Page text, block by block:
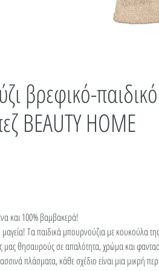
βρεφικό-
BEAUTY HOME
και 100% βαμβακερά!
Τα παιδικά μπουρνούζια με κουκούλα
μας θησαυρούς σε απαλότητα, χρώμα και
πλάσματα, κάθε σχέδιο είναι μια μικρή